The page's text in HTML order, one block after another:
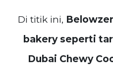
Di titik ini,
bakery seperti
Dubai Chewy